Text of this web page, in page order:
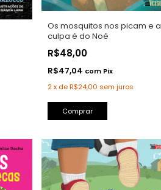
Os mosquitos nos picam e a
culpa é do Noé
R$48,00
R$47,04 com Pix
2x deR$24,00 sem juros